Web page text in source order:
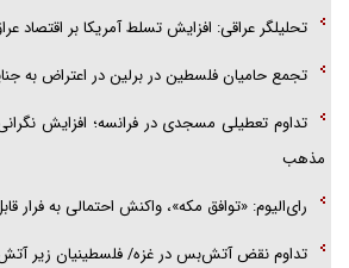
تحلیلگر عراقی: افزایش تسلط آمریکا بر اقتصاد
تجمع حامیان فلسطین در برلین در اعتراض به
تداوم تعطیلی مسجدی در فرانسه؛ افزایش
مذهب
رای‌الیوم: «توافق مکه»، واکنش احتمالی به فرار
تداوم نقض آتش‌بس در غزه/ فلسطینیان زیر